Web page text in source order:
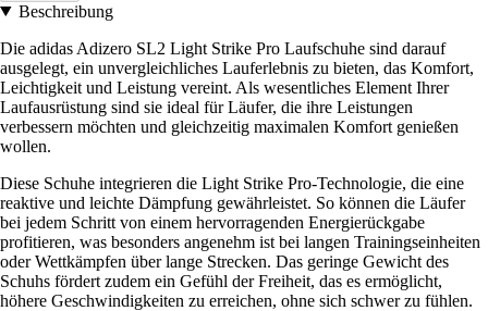
Beschreibung
Die adidas Adizero SL2 Light Strike Pro Laufschuhe sind darauf
ausgelegt, ein unvergleichliches Lauferlebnis zu bieten, das Komfort,
Leichtigkeit und Leistung vereint. Als wesentliches Element Ihrer
Laufausrüstung sind sie ideal für Läufer, die ihre Leistungen
verbessern möchten und gleichzeitig maximalen Komfort genießen
wollen.
Diese Schuhe integrieren die Light Strike Pro-Technologie, die eine
reaktive und leichte Dämpfung gewährleistet. So können die Läufer
bei jedem Schritt von einem hervorragenden Energierückgabe
profitieren, was besonders angenehm ist bei langen Trainingseinheiten
oder Wettkämpfen über lange Strecken. Das geringe Gewicht des
Schuhs fördert zudem ein Gefühl der Freiheit, das es ermöglicht,
höhere Geschwindigkeiten zu erreichen, ohne sich schwer zu fühlen.